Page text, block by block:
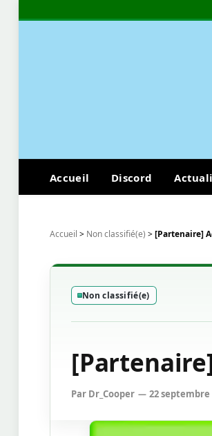
Accueil Discord
Accueil > Non classifié(e) >[Partenaire]
Non classifié(e)
Par Dr_Cooper 22 septembre